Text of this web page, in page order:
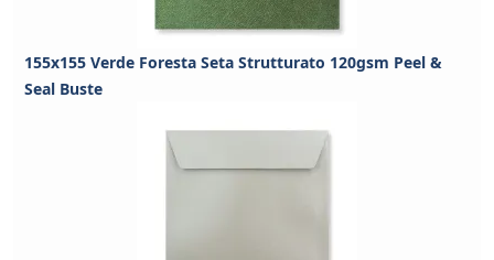
155x155 Verde Foresta Seta Strutturato 120gsm Peel &
Seal Buste